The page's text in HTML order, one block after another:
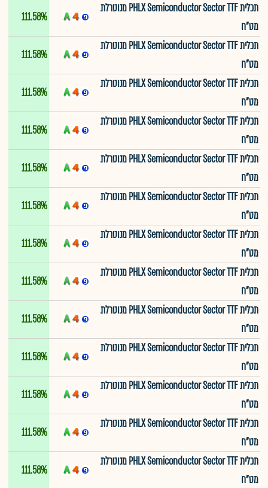
תכלית PHLX Semiconductor Sector TTF מנוטרלת
מט"ח
111.58%
תכלית PHLX Semiconductor Sector TTF מנוטרלת
מט"ח
111.58%
תכלית PHLX Semiconductor Sector TTF מנוטרלת
מט"ח
111.58%
תכלית PHLX Semiconductor Sector TTF מנוטרלת
מט"ח
111.58%
תכלית PHLX Semiconductor Sector TTF מנוטרלת
מט"ח
111.58%
תכלית PHLX Semiconductor Sector TTF מנוטרלת
מט"ח
111.58%
תכלית PHLX Semiconductor Sector TTF מנוטרלת
מט"ח
111.58%
תכלית PHLX Semiconductor Sector TTF מנוטרלת
מט"ח
111.58%
תכלית PHLX Semiconductor Sector TTF מנוטרלת
מט"ח
111.58%
תכלית PHLX Semiconductor Sector TTF מנוטרלת
מט"ח
111.58%
תכלית PHLX Semiconductor Sector TTF מנוטרלת
מט"ח
111.58%
תכלית PHLX Semiconductor Sector TTF מנוטרלת
מט"ח
111.58%
תכלית PHLX Semiconductor Sector TTF מנוטרלת
מט"ח
111.58%